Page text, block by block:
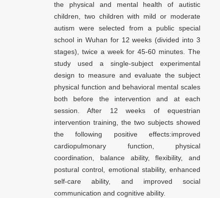
the physical and mental health of autistic
children, two children with mild or moderate
autism were selected from a public special
school in Wuhan for 12 weeks (divided into 3
stages), twice a week for 45-60 minutes. The
study used a single-subject experimental
design to measure and evaluate the subject
physical function and behavioral mental scales
both before the intervention and at each
session. After 12 weeks of equestrian
intervention training, the two subjects showed
the following positive effects:improved
cardiopulmonary function, physical
coordination, balance ability, flexibility, and
postural control, emotional stability, enhanced
self-care ability, and improved social
communication and cognitive ability.